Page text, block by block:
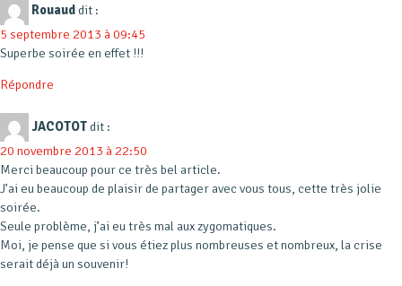
Rouauddit :
5 septembre 2013 à 09:45
Superbe soirée en effet !!!
Répondre
JACOTOTdit :
20 novembre 2013 à 22:50
Merci beaucoup pour ce très bel article.
J’ai eu beaucoup de plaisir de partager avec vous tous, cette très jolie
soirée.
Seule problème, j’ai eu très mal aux zygomatiques.
Moi, je pense que si vous étiez plus nombreuses et nombreux, la crise
serait déjà un souvenir!